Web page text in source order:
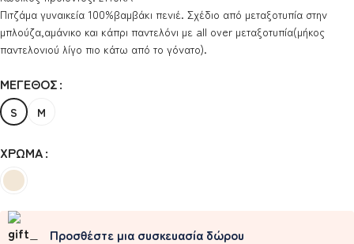
Πιτζάμα γυναικεία 100%βαμβάκι πενιέ. Σχέδιο από μεταξοτυπία στην
μπλούζα,αμάνικο και κάπρι παντελόνι με all over μεταξοτυπία(μήκος
παντελονιού λίγο πιο κάτω από το γόνατο).
ΜΈΓΕΘΟΣ
S M
ΧΡΏΜΑ
Προσθέστε μια συσκευασία δώρου